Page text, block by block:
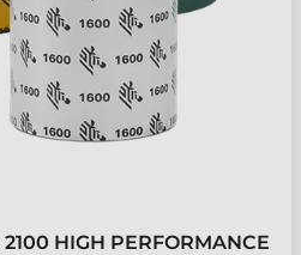
2100 HIGH PERFORMANCE